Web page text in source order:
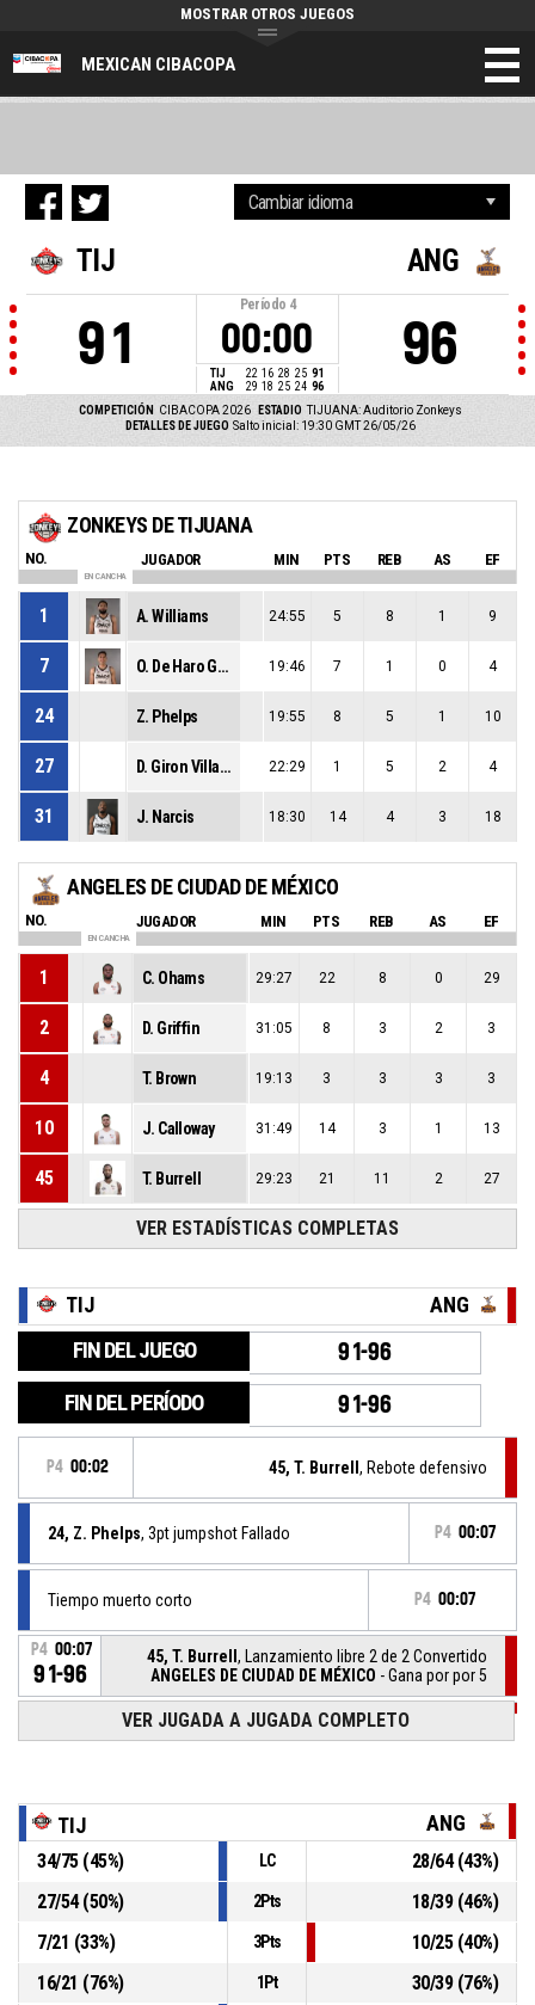
MEXICAN CIBACOPA
MOSTRAR OTROS JUEGOS
TIJ
91
Período 4
00:00
TIJ 22 16 28 25 91
ANG
29 18 25 24 96
ANG
96
COMPETICIÓN CIBACOPA 2026 ESTADIO TIJUANA: Auditorio Zonkeys
DETALLES DE JUEGO Salto inicial: 19:30 GMT 26/05/26
ZONKEYS DE TIJUANA
NO. JUGADOR MIN PTS REB AS EF
EN CANCHA
1 A. Williams 24:55 5 8 1 9
7 O. De Haro Gutierrez 19:46 7 1 0 4
24 Z. Phelps 19:55 8 5 1 10
27 D. Giron Villarreal 22:29 1 5 2 4
31 J. Narcis 18:30 14 4 3 18
ANGELES DE CIUDAD DE MÉXICO
NO. JUGADOR MIN PTS REB AS EF
EN CANCHA
1 C. Ohams 29:27 22 8 0 29
2 D. Griffin 31:05 8 3 2 3
4 T. Brown 19:13 3 3 3 3
10 J. Calloway 31:49 14 3 1 13
45 T. Burrell 29:23 21 11 2 27
VER ESTADÍSTICAS COMPLETAS
TIJ ANG
FIN DEL JUEGO 91-96
FIN DEL PERÍODO 91-96
P4 00:02 45, T. Burrell, Rebote defensivo
24, Z. Phelps, 3pt jumpshot Fallado P4 00:07
Tiempo muerto corto P4 00:07
P4 00:07
91-96
45, T. Burrell , Lanzamiento libre 2 de 2 Convertido
ANGELES DE CIUDAD DE MÉXICO - Gana por por 5
91-95
45, T. Burrell, Lanzamiento libre 1 de 2 Convertido
ANGELES DE CIUDAD DE MÉXICO- Gana por por 4
45, T. Burrell, Falta recibida
24, Z. Phelps P4 00:07
P4 00:09 Tiempo muerto corto
VER JUGADA A JUGADA COMPLETO
TIJ ANG
34/75(45%) LC 28/64(43%)
27/54(50%) 2Pts 18/39(46%)
7/21 (33%) 3Pts 10/25(40%)
16/21 (76%) 1Pt 30/39(76%)